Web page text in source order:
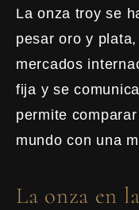
La onza troy se
pesar oro y
mercados
fija y se
permite
mundo con una
La onza en